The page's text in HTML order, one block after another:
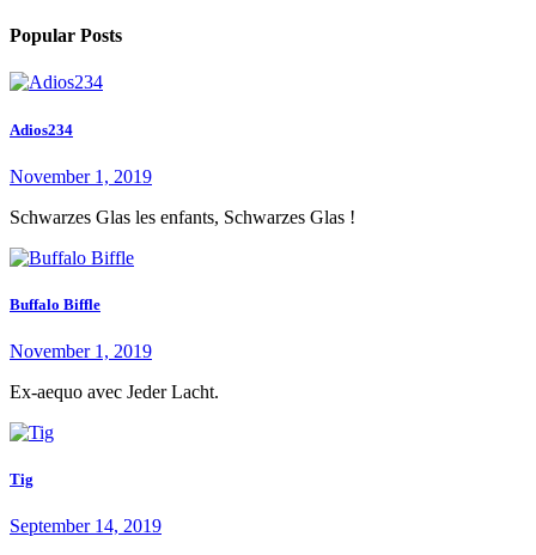
Popular Posts
Adios234
November 1, 2019
Schwarzes Glas les enfants, Schwarzes Glas !
Buffalo Biffle
November 1, 2019
Ex-aequo avec Jeder Lacht.
Tig
September 14, 2019